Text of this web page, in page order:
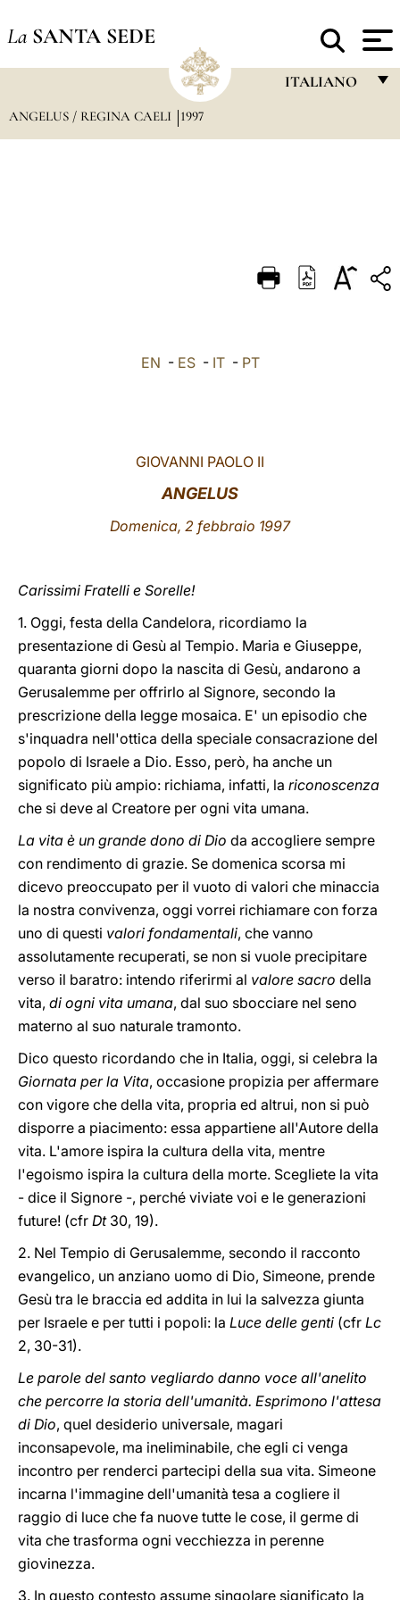
La SANTA SEDE
ITALIANO
DEUTSCH
ANGELUS / REGINA CAELI 1997
EN - ES- IT- PT
GIOVANNI PAOLO II
ANGELUS
Domenica, 2 febbraio 1997
Carissimi Fratelli e Sorelle!
1. Oggi, festa della Candelora, ricordiamo la
presentazione di Gesù al Tempio. Maria e Giuseppe,
quaranta giorni dopo la nascita di Gesù, andarono a
Gerusalemme per offrirlo al Signore, secondo la
prescrizione della legge mosaica. E' un episodio che
s'inquadra nell'ottica della speciale consacrazione del
popolo di Israele a Dio. Esso, però, ha anche un
significato più ampio: richiama, infatti, la riconoscenza
che si deve al Creatore per ogni vita umana.
La vita è un grande dono di Dio da accogliere sempre
con rendimento di grazie. Se domenica scorsa mi
dicevo preoccupato per il vuoto di valori che minaccia
la nostra convivenza, oggi vorrei richiamare con forza
uno di questi valori fondamentali, che vanno
assolutamente recuperati, se non si vuole precipitare
verso il baratro: intendo riferirmi al valore sacro della
vita, di ogni vita umana, dal suo sbocciare nel seno
materno al suo naturale tramonto.
Dico questo ricordando che in Italia, oggi, si celebra la
Giornata per la Vita, occasione propizia per affermare
con vigore che della vita, propria ed altrui, non si può
disporre a piacimento: essa appartiene all'Autore della
vita. L'amore ispira la cultura della vita, mentre
l'egoismo ispira la cultura della morte. Scegliete la vita
- dice il Signore -, perché viviate voi e le generazioni
future! (cfr Dt30, 19).
2. Nel Tempio di Gerusalemme, secondo il racconto
evangelico, un anziano uomo di Dio, Simeone, prende
Gesù tra le braccia ed addita in lui la salvezza giunta
per Israele e per tutti i popoli: la Luce delle genti (cfr Lc
2, 30-31).
Le parole del santo vegliardo danno voce all'anelito
che percorre la storia dell'umanità. Esprimono l'attesa
di Dio, quel desiderio universale, magari
inconsapevole, ma ineliminabile, che egli ci venga
incontro per renderci partecipi della sua vita. Simeone
incarna l'immagine dell'umanità tesa a cogliere il
raggio di luce che fa nuove tutte le cose, il germe di
vita che trasforma ogni vecchiezza in perenne
giovinezza.
3. In questo contesto assume singolare significato la